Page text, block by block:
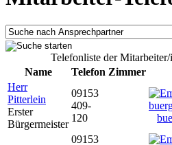
Telefonliste der
Name
Telefon Zimmer
Herr
Pitterlein
Erster
Bürgermeister
09153
409-
120
09153